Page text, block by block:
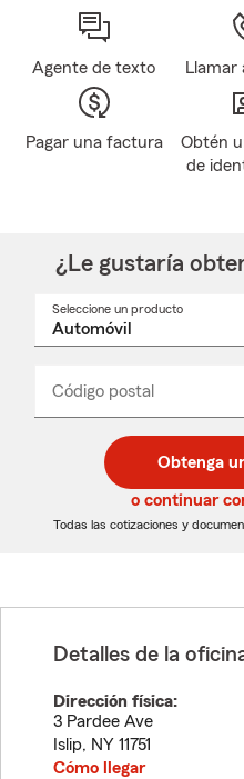
Agente de texto Llamar
Pagar una factura
Obtén
de
¿Le gustaría
Seleccione un producto
Código postal
de
5
dígitos
de
5
dígitos
_____
Obtenga
o continuar
Todas las cotizaciones y
Detalles de la
Dirección física:
3 Pardee Ave
Islip, NY 11751
Cómo llegar